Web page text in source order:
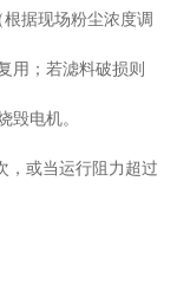
据现场粉尘浓度调
用；若滤料破损则
毁电机。
或当运行阻力超过